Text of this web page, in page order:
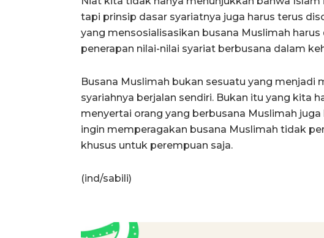
tapi prinsip dasar syariatnya juga harus terus
yang mensosialisasikan busana Muslimah
penerapan nilai-nilai syariat berbusana dalam
Busana Muslimah bukan sesuatu yang menjadi
syariahnya berjalan sendiri. Bukan itu yang kita
menyertai orang yang berbusana Muslimah
ingin memperagakan busana Muslimah tidak
khusus untuk perempuan saja.
(ind/sabili)